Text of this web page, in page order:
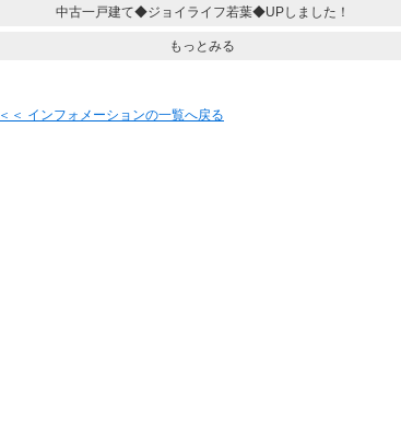
中古一戸建て◆ジョイライフ若葉◆UPしました！
もっとみる
＜＜ インフォメーションの一覧へ戻る